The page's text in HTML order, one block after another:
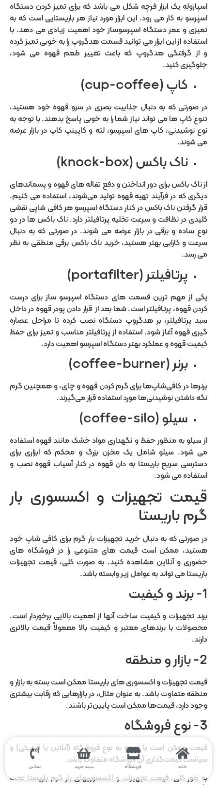
اسپازوله یک ابزار فرچه شکل می باشد که برای تمیز کردن دستگاه
اسپرسو به کار می رود. این ابزار مورد نیاز هر باریستایی است که به
تمیزی و عمر دستگاه اسپرسوساز خود اهمیت زیادی می دهد. با
استفاده از این ابزار می توانید قسمت هدگروپ را به خوبی تمیز کرده
و از گرفتگی هدگروپ که باعث تغییر طعم قهوه می شود،
جلوگیری کنید.
کاپ (cup-coffee)
در صورتی که به دنبال جذابیت بصری در سرو قهوه خود هستید،
تنوع کاپ ها می تواند نیاز شما را به خوبی پاسخ بدهند. با توجه به
نوع نوشیدنی، کاپ های اسپرسو، لته و کاپینپ کاپ در بازار عرضه
می شوند.
ناک باکس (knock-box)
از ناک باکس برای دور انداختن و دفع تفاله های قهوه و پسماندهای
دیگری که در فرآیند تهیه قهوه تولید می‌شوند، استفاده می کنیم.
قرار گرفتن ناک باکس در کنار دستگاه اسپرسو هر کافی شاپی نقشی
کلیدی در نظافت و سرعت تخلیه پرتافیلتر دارد. ناک باکس ها در دو
نوع ساده و برقی در بازار عرضه می شوند. در صورتی که به دنبال
سرعت و کارایی بهتر هستید، خرید ناک باکس برقی منطقی به نظر
می رسد.
پرتافیلتر (portafilter)
یکی از مهم ترین قسمت های دستگاه اسپرسو ساز برای درست
کردن قهوه، پرتافیلتر است. شما بعد از قرار دادن پودر قهوه در داخل
سبد پرتافیلتر، بر هدگروپ دستگاه نصب کرده تا مراحل عصاره
گیری قهوه آغاز شود. استفاده از پرتافیلتر مناسب و تمیز برای حفظ
کیفیت قهوه و عملکرد بهتر دستگاه اسپرسو اهمیت دارد.
برنر (coffee-burner)
برنرها در کافی‌شاپ‌ها برای گرم کردن قهوه و چای، و همچنین گرم
نگه داشتن نوشیدنی‌ها مورد استفاده قرار می‌گیرند.
سیلو (coffee-silo)
از سیلو به منظور حفظ و نگهداری مواد خشک مانند قهوه استفاده
می شود. سیلو شامل یک مخزن بزرگ و محکم که ابزاری برای
دسترسی سریع باریستا به دان قهوه در کنار آسیاب قهوه نصب و
استفاده می شود.
قیمت تجهیزات و اکسسوری بار
گرم باریستا
در صورتی که به دنبال خرید تجهیزات بار گرم برای کافی شاپ خود
هستید، ممکن است قیمت های متنوعی را در فروشگاه های
حضوری و آنلاین مشاهده کنید. به صورت کلی، قیمت تجهیزات
باریستا می تواند به عوامل زیر وابسته باشد.
1- برند و کیفیت
برند تجهیزات و کیفیت ساخت آنها از اهمیت بالایی برخوردار است.
محصولات با برندهای معتبر و کیفیت بالا معمولاً قیمت بالاتری
دارند.
2- بازار و منطقه
قیمت تجهیزات و اکسسوری های باریستا ممکن است بسته به بازار و
منطقه متفاوت باشد. به عنوان مثال، در بازارهایی که رقابت بیشتری
وجود دارد، قیمت‌ها ممکن است پایین‌تر باشند.
3- نوع فروشگاه
قیمت ممکن است با توجه به نوع فروشگاه (آنلاین یا فیزیکی) و
سیاست قیمت‌گذاری آن فروشگاه متفاوت باشد.
به طور کلی، قیمت تجهیزات و اکسسوریهای بار گرم باریستا تحت
خانه فروشگاه سبد خرید تماس